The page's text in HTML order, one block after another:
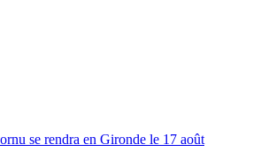
se rendra en Gironde le 17 août